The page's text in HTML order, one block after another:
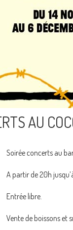
AU
Soirée concerts au
A partir de 20h
Entrée libre.
Vente de boissons et